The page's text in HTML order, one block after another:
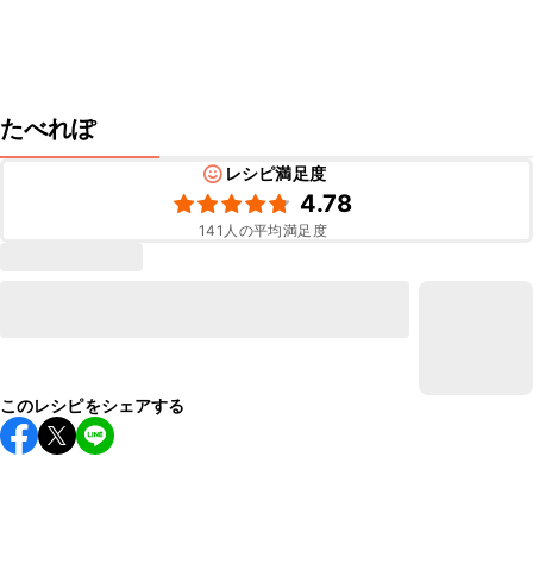
たべれぽ
レシピ満足度
4.78
141 人の平均満足度
このレシピをシェアする